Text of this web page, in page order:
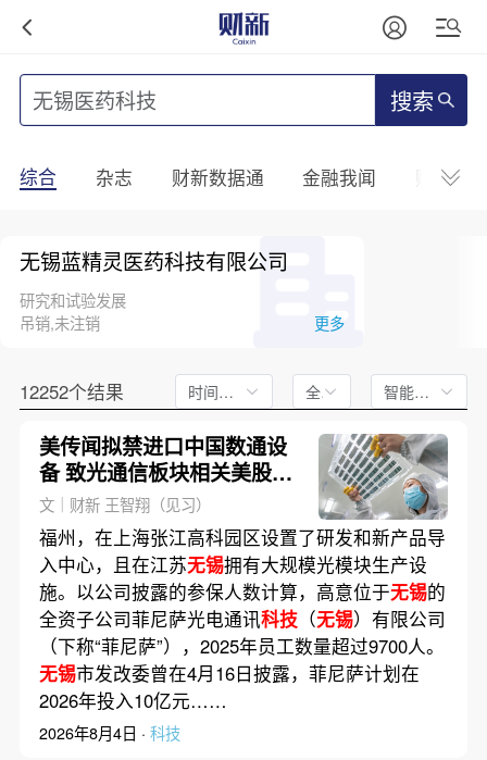
搜索
综合 杂志 财新数据通 金融我闻 财新
无锡蓝精灵医药科技有限公司
研究和试验发展
吊销,未注销
更多
12252个结果 时间不限 全文 智能排序
美传闻拟禁进口中国数通设
备 致光通信板块相关美股大
涨、A股大跌(含视频)
文｜财新 王智翔（见习）
福州，在上海张江高科园区设置了研发和新产品导
入中心，且在江苏无锡拥有大规模光模块生产设
施。以公司披露的参保人数计算，高意位于无锡的
全资子公司菲尼萨光电通讯科技（无锡）有限公司
（下称“菲尼萨”），2025年员工数量超过9700人。
无锡市发改委曾在4月16日披露，菲尼萨计划在
2026年投入10亿元……
2026年8月4日 · 科技